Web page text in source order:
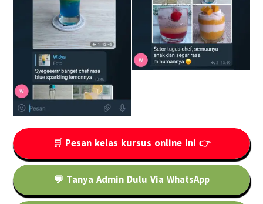
🛒 Pesan kelas kursus online ini 👉
💬 Tanya Admin Dulu Via WhatsApp